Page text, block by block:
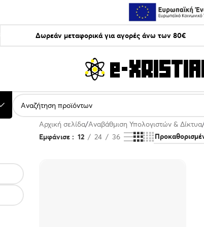
Δωρεάν μεταφορικά για αγορές άνω των 80€
Αρχική σελίδα Αναβάθμιση Υπολογιστών & Δίκτυα
Εμφάνισε
12 24 36